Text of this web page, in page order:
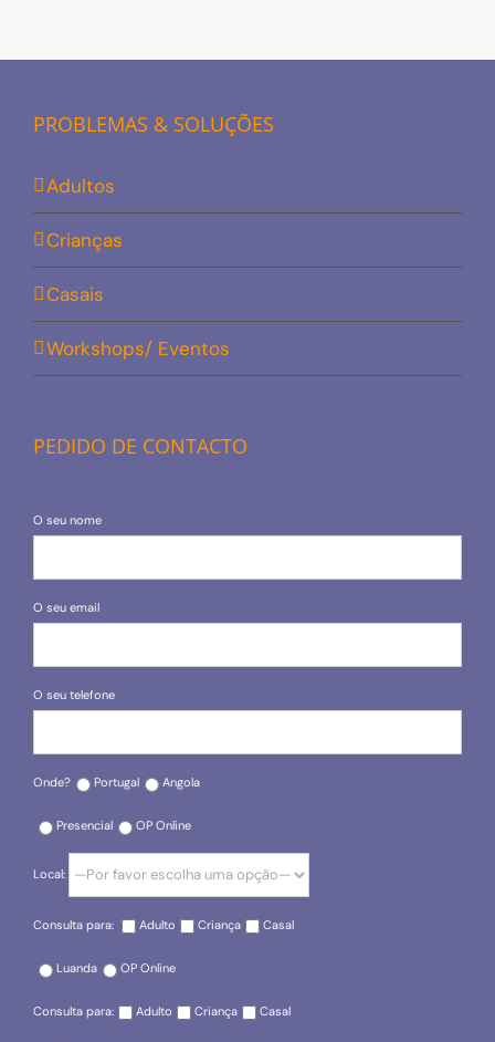
PROBLEMAS & SOLUÇÕES
Adultos
Crianças
Casais
Workshops/ Eventos
PEDIDO DE CONTACTO
O seu nome
O seu email
O seu telefone
Onde? Portugal Angola
Presencial OP Online
Local:
Consulta para: Adulto Criança Casal
Luanda OP Online
Consulta para: Adulto Criança Casal